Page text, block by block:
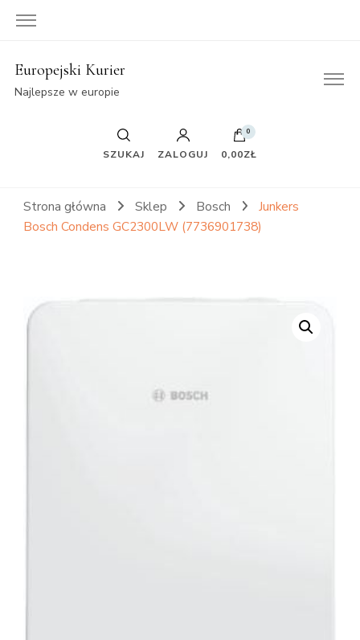
Europejski Kurier
Najlepsze w europie
SZUKAJ ZALOGUJ
0
0,00ZŁ
Strona główna Sklep Bosch
Junkers
Bosch Condens GC2300LW (7736901738)